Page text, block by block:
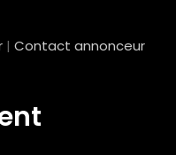
| Contact annonceur